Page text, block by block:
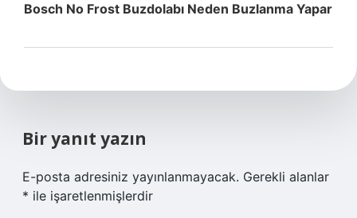
Bosch No Frost Buzdolabı Neden Buzlanma Yapar
Bir yanıt yazın
E-posta adresiniz yayınlanmayacak. Gerekli alanlar
* ile işaretlenmişlerdir